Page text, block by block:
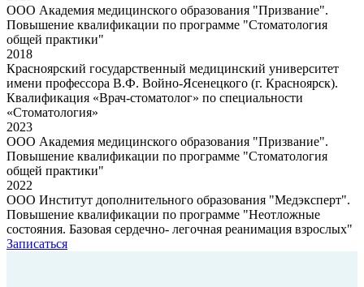
ООО Академия медицинского образования "Призвание".
Повышение квалификации по программе "Стоматология
общей практики"
2018
Красноярский государственный медицинский университет
имени профессора В.Ф. Войно-Ясенецкого (г. Красноярск).
Квалификация «Врач-стоматолог» по специальности
«Стоматология»
2023
ООО Академия медицинского образования "Призвание".
Повышение квалификации по программе "Стоматология
общей практики"
2022
ООО Институт дополнительного образования "Медэксперт".
Повышение квалификации по программе "Неотложные
состояния. Базовая сердечно- легочная реанимация взрослых"
Записаться